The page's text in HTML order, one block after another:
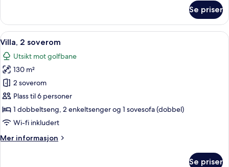
Royal
Mansions
5
Se priser
Åpne
alle
bildene
av
Villa,
2
soverom
Sengetøy av topp kvalitet, minibar,
7
Villa, 2 soverom
Utsikt mot golfbane
130 m²
2 soverom
Plass til 6 personer
1 dobbeltseng, 2 enkeltsenger og 1 sovesofa (dobbel)
Wi-fi inkludert
Mer informasjon
Mer
Se priser